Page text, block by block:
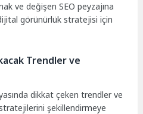
ve değişen SEO peyzajına
görünürlük stratejisi için
Trendler ve
dikkat çeken trendler ve
şekillendirmeye